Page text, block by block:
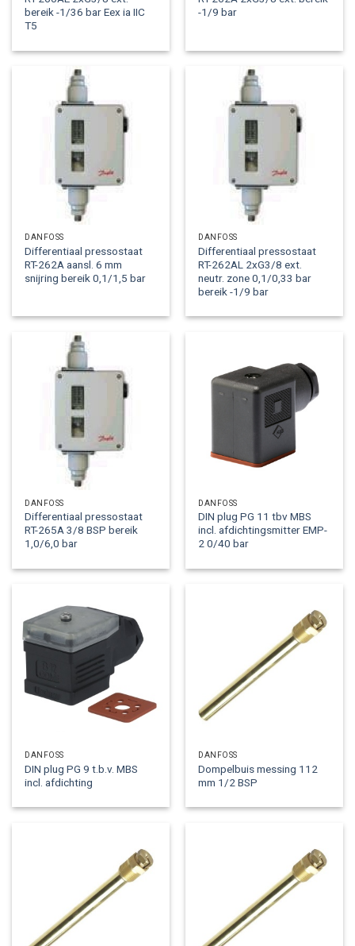
bereik -1/36 bar Eex ia IIC
T5
-1/9 bar
DANFOSS
Differentiaal pressostaat
RT-262A aansl. 6 mm
snijring bereik 0,1/1,5 bar
DANFOSS
Differentiaal pressostaat
RT-262AL 2xG3/8 ext.
neutr. zone 0,1/0,33 bar
bereik -1/9 bar
DANFOSS
Differentiaal pressostaat
RT-265A 3/8 BSP bereik
1,0/6,0 bar
DANFOSS
DIN plug PG 11 tbv MBS
incl. afdichtingsmitter EMP-
2 0/40 bar
DANFOSS
DIN plug PG 9 t.b.v. MBS
incl. afdichting
DANFOSS
Dompelbuis messing 112
mm 1/2 BSP